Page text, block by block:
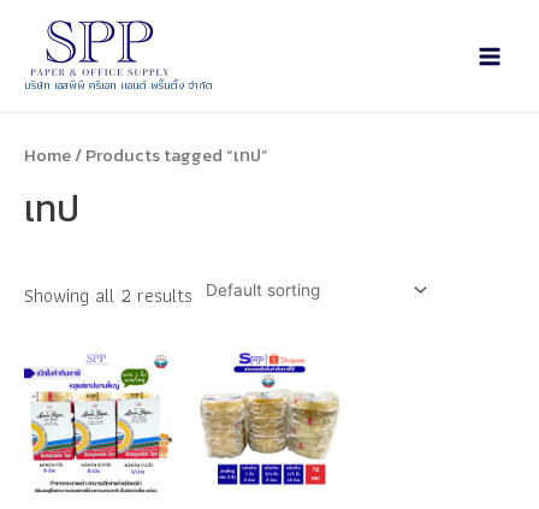
บริษัท เอสพีพี ครีเอท แอนด์ พริ้นติ้ง จำกัด
Home/ Products tagged “เทป”
เทป
Showing all 2 results